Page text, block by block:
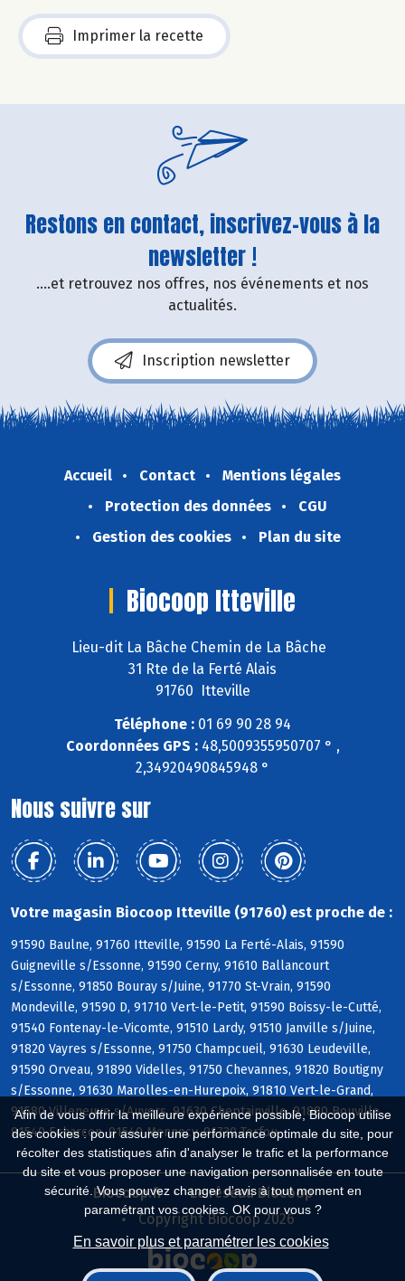
Afin de vous offrir la meilleure expérience possible, Biocoop utilise
des cookies : pour assurer une performance optimale du site, pour
récolter des statistiques afin d'analyser le trafic et la performance
du site et vous proposer une navigation personnalisée en toute
sécurité. Vous pouvez changer d'avis à tout moment en
paramétrant vos cookies. OK pour vous ?
En savoir plus et paramétrer les cookies
Imprimer la recette
Restons en contact, inscrivez-vous à la
newsletter !
....et retrouvez nos offres, nos événements et nos
actualités.
Inscription newsletter
Accueil Contact
Mentions légales
Protection des données
CGU
Gestion des cookies
Plan du site
Biocoop Itteville
Lieu-dit La Bâche Chemin de La Bâche
31 Rte de la Ferté Alais
91760 Itteville
Téléphone : 01 69 90 28 94
Coordonnées GPS :48,5009355950707 ° ,
2,34920490845948 °
Nous suivre sur
Votre magasin Biocoop Itteville (91760) est proche de :
91590 Baulne, 91760 Itteville, 91590 La Ferté-Alais, 91590
Guigneville s/Essonne, 91590 Cerny, 91610 Ballancourt
s/Essonne, 91850 Bouray s/Juine, 91770 St-Vrain, 91590
Mondeville, 91590 D, 91710 Vert-le-Petit, 91590 Boissy-le-Cutté,
91540 Fontenay-le-Vicomte, 91510 Lardy, 91510 Janville s/Juine,
91820 Vayres s/Essonne, 91750 Champcueil, 91630 Leudeville,
91590 Orveau, 91890 Videlles, 91750 Chevannes, 91820 Boutigny
s/Essonne, 91630 Marolles-en-Hurepoix, 91810 Vert-le-Grand,
91580 Villeneuve s/Auvers, 91630 Cheptainville, 91880 Bouville,
91540 Echarcon, 91540 Mennecy, 91730 Torfou
Biocoop.fr
Le réseau Biocoop
Copyright Biocoop 2026